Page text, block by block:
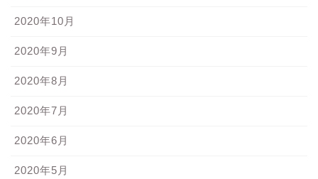
2020年10月
2020年9月
2020年8月
2020年7月
2020年6月
2020年5月